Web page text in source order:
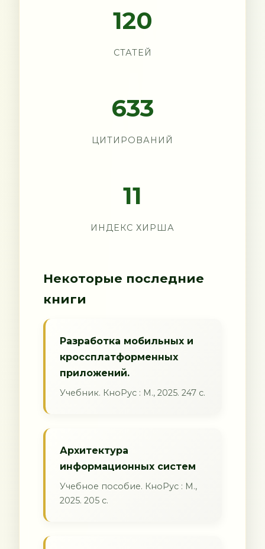
120
СТАТЕЙ
633
ЦИТИРОВАНИЙ
11
ИНДЕКС ХИРША
Некоторые последние
книги
Разработка мобильных и
кроссплатформенных
приложений.
Учебник. КноРус : М., 2025. 247 с.
Архитектура
информационных систем
Учебное пособие. КноРус : М.,
2025. 205 с.